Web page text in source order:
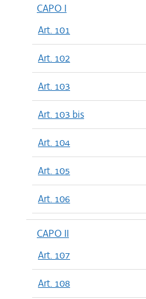
CAPO I
Art. 101
Art. 102
Art. 103
Art. 103 bis
Art. 104
Art. 105
Art. 106
CAPO II
Art. 107
Art. 108